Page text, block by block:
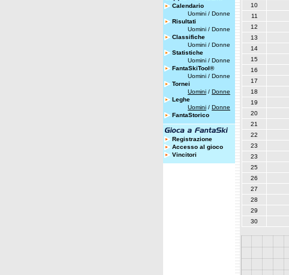
Calendario
Uomini / Donne
Risultati
Uomini / Donne
Classifiche
Uomini / Donne
Statistiche
Uomini / Donne
FantaSkiTool®
Uomini / Donne
Tornei
Uomini / Donne
Leghe
Uomini / Donne
FantaStorico
Registrazione
Accesso al gioco
Vincitori
10
11
12
13
14
15
16
17
18
19
20
21
22
23
23
25
26
27
28
29
30